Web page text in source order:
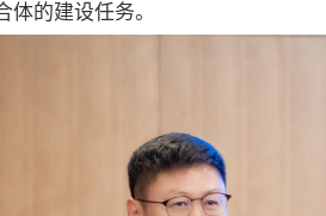
的建设任务。